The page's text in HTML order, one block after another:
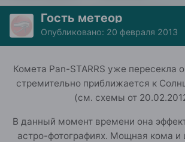
Гость метеор
Опубликовано: 20 февраля 2013
Комета Pan-STARRS уже пересекла
стремительно приближается к
(см. схемы от
В данный момент времени она
астро-фотографиях. Мощная кома и